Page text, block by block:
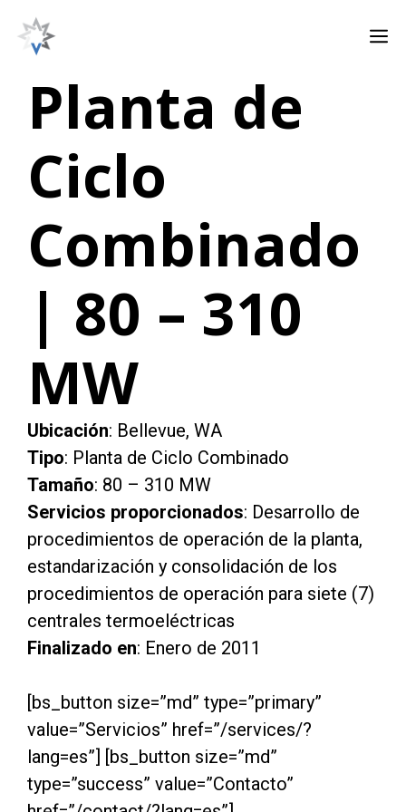
Planta de
Ciclo
Combinado
| 80 – 310
MW
Ubicación: Bellevue, WA
Tipo: Planta de Ciclo Combinado
Tamaño: 80 – 310 MW
Servicios proporcionados: Desarrollo de
procedimientos de operación de la planta,
estandarización y consolidación de los
procedimientos de operación para siete (7)
centrales termoeléctricas
Finalizado en: Enero de 2011
[bs_button size=”md” type=”primary”
value=”Servicios” href=”/services/?
lang=es”] [bs_button size=”md”
type=”success” value=”Contacto”